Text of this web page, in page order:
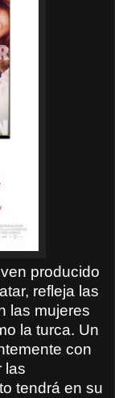
producido
refleja las
las mujeres
la turca. Un
con
las
tendrá en su